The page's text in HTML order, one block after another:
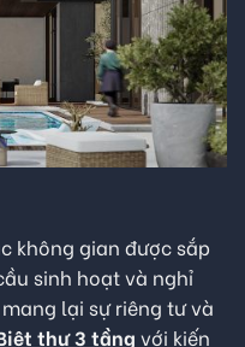
không gian được sắp
sinh hoạt và nghỉ
lại sự riêng tư và
thự 3 tầng với kiến